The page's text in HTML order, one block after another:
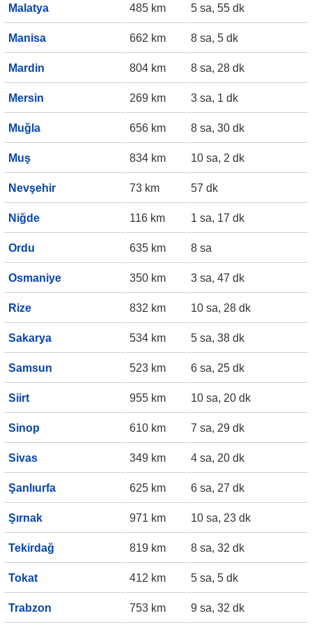
Malatya 485 km 5 sa, 55 dk
Manisa 662 km 8 sa, 5 dk
Mardin 804 km 8 sa, 28 dk
Mersin 269 km 3 sa, 1 dk
Muğla 656 km 8 sa, 30 dk
Muş 834 km 10 sa, 2 dk
Nevşehir 73 km 57 dk
Niğde 116 km 1 sa, 17 dk
Ordu 635 km 8 sa
Osmaniye 350 km 3 sa, 47 dk
Rize 832 km 10 sa, 28 dk
Sakarya 534 km 5 sa, 38 dk
Samsun 523 km 6 sa, 25 dk
Siirt 955 km 10 sa, 20 dk
Sinop 610 km 7 sa, 29 dk
Sivas 349 km 4 sa, 20 dk
Şanlıurfa 625 km 6 sa, 27 dk
Şırnak 971 km 10 sa, 23 dk
Tekirdağ 819 km 8 sa, 32 dk
Tokat 412 km 5 sa, 5 dk
Trabzon 753 km 9 sa, 32 dk